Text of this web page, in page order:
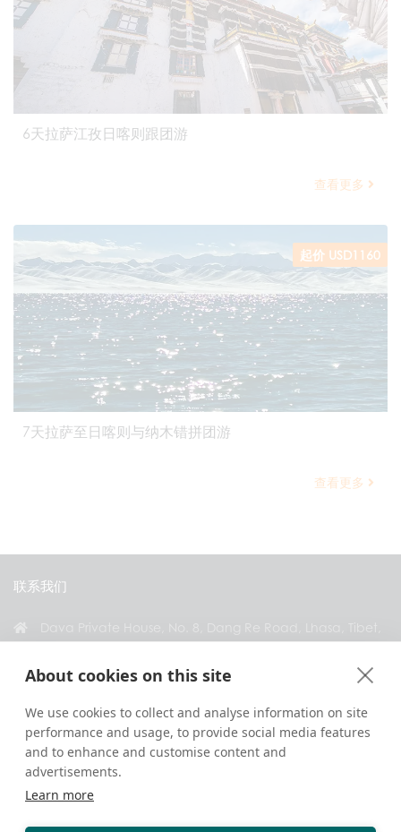
About cookies on this site
We use cookies to collect and analyse information on site
performance and usage, to provide social media features
and to enhance and customise content and
advertisements.
Learn more
6天拉萨江孜日喀则跟团游
查看更多
起价 USD1160
7天拉萨至日喀则与纳木错拼团游
查看更多
联系我们
China
+86 18583346229
inquiry@greattibettour.com
与我们联系